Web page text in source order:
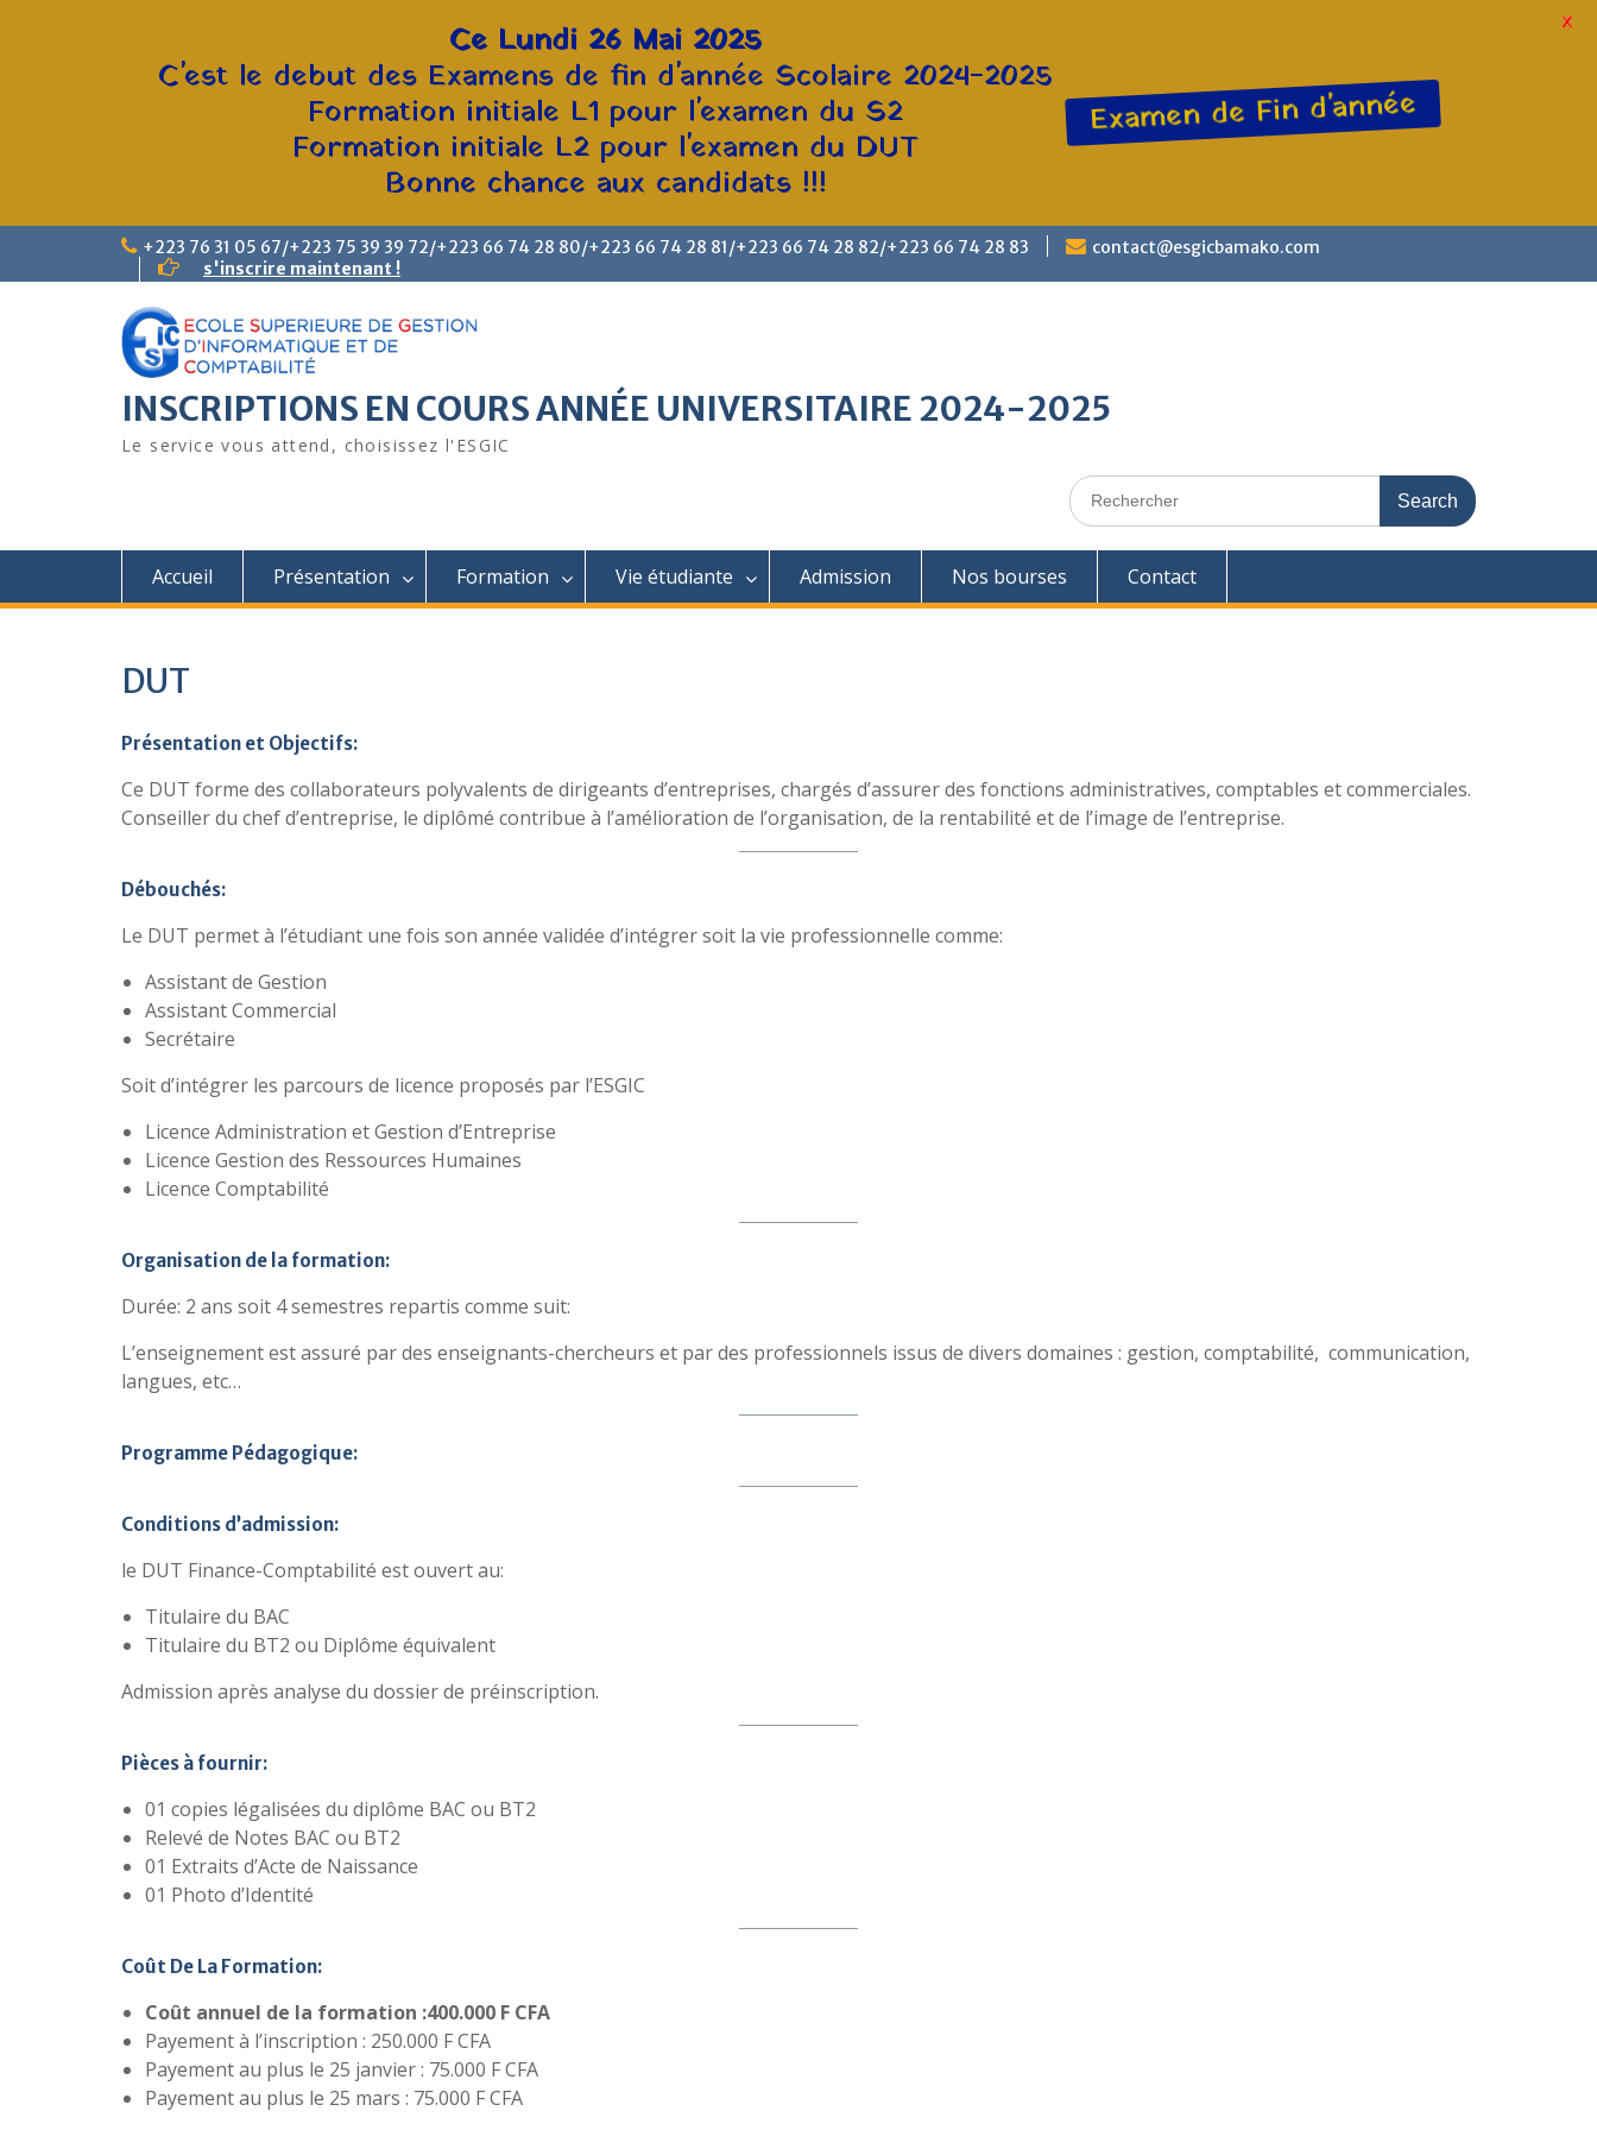
+223 76 31 05 67/+223 75 39 39 72/+223 66 74 28 80/+223 66 74 28 81/+223 66 74 28 82/+223 66 74 28 83
contact@esgicbamako.com
s'inscrire maintenant !
INSCRIPTIONS EN COURS ANNÉE UNIVERSITAIRE 2024-2025
Le service vous attend, choisissez l'ESGIC
Accueil Présentation Formation Vie étudiante Admission Nos bourses Contact
DUT
Présentation et Objectifs:
Ce DUT forme des collaborateurs polyvalents de dirigeants d’entreprises, chargés d’assurer des fonctions administratives, comptables et commerciales.
Conseiller du chef d’entreprise, le diplômé contribue à l’amélioration de l’organisation, de la rentabilité et de l’image de l’entreprise.
Débouchés:
Le DUT permet à l’étudiant une fois son année validée d’intégrer soit la vie professionnelle comme:
Assistant de Gestion
Assistant Commercial
Secrétaire
Soit d’intégrer les parcours de licence proposés par l’ESGIC
Licence Administration et Gestion d’Entreprise
Licence Gestion des Ressources Humaines
Licence Comptabilité
Organisation de la formation:
Durée: 2 ans soit 4 semestres repartis comme suit:
L’enseignement est assuré par des enseignants-chercheurs et par des professionnels issus de divers domaines : gestion, comptabilité, communication,
langues, etc…
Programme Pédagogique:
Conditions d’admission:
le DUT Finance-Comptabilité est ouvert au:
Titulaire du BAC
Titulaire du BT2 ou Diplôme équivalent
Admission après analyse du dossier de préinscription.
Pièces à fournir:
01 copies légalisées du diplôme BAC ou BT2
Relevé de Notes BAC ou BT2
01 Extraits d’Acte de Naissance
01 Photo d’Identité
Coût De La Formation:
Coût annuel de la formation :400.000 F CFA
Payement à l’inscription : 250.000 F CFA
Payement au plus le 25 janvier : 75.000 F CFA
Payement au plus le 25 mars : 75.000 F CFA
Ce Lundi 26 Mai 2025
C'est le debut des Examens de fin d'année Scolaire 2024-2025
Formation initiale L1 pour l'examen du S2
Formation initiale L2 pour l'examen du DUT
Bonne chance aux candidats !!!
Examen de Fin d'année
X